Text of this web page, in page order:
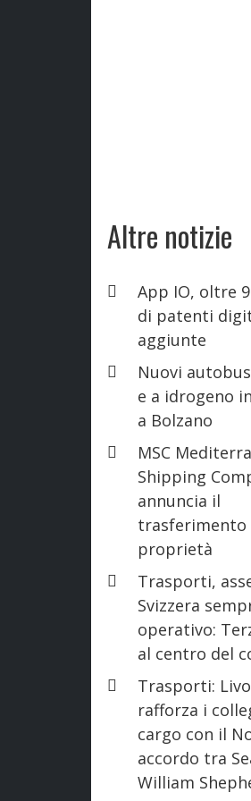
Altre notizie
App IO, oltre
di patenti
aggiunte
Nuovi
e a idrogeno
a Bolzano
MSC
Shipping
annuncia il
trasferimento
proprietà
Trasporti,
Svizzera
operativo:
al centro del
Trasporti:
rafforza i
cargo con il
accordo tra
William